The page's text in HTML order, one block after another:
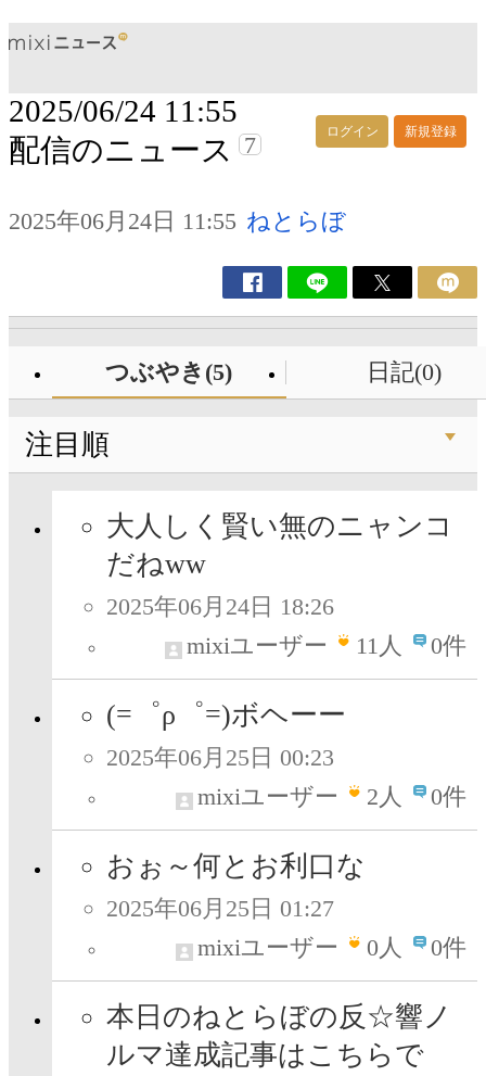
ログイン 新規登録
2025/06/24 11:55
配信のニュース
7
2025年06月24日 11:55 ねとらぼ
つぶやき(5) 日記(0)
注目順
大人しく賢い無のニャンコ
だねww
2025年06月24日 18:26
mixiユーザー
11人 0件
(=゜ρ゜=)ボヘーー
2025年06月25日 00:23
mixiユーザー
2人 0件
おぉ～何とお利口な
2025年06月25日 01:27
mixiユーザー
0人 0件
本日のねとらぼの反☆響ノ
ルマ達成記事はこちらで